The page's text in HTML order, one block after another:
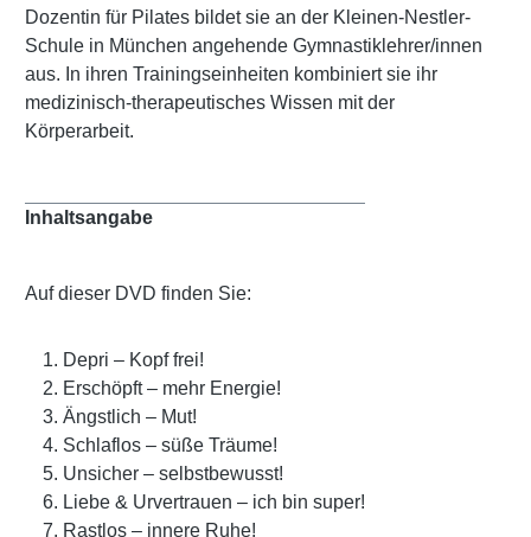
Dozentin für Pilates bildet sie an der Kleinen-Nestler-
Schule in München angehende Gymnastiklehrer/innen
aus. In ihren Trainingseinheiten kombiniert sie ihr
medizinisch-therapeutisches Wissen mit der
Körperarbeit.
Inhaltsangabe
Auf dieser DVD finden Sie:
Depri – Kopf frei!
Erschöpft – mehr Energie!
Ängstlich – Mut!
Schlaflos – süße Träume!
Unsicher – selbstbewusst!
Liebe & Urvertrauen – ich bin super!
Rastlos – innere Ruhe!